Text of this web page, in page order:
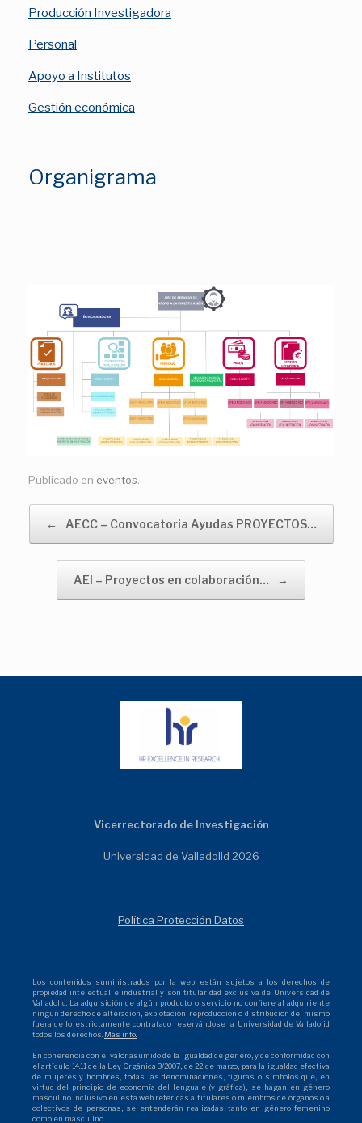
Producción Investigadora
Personal
Apoyo a Institutos
Gestión económica
Organigrama
Publicado en eventos
← AECC – Convocatoria Ayudas PROYECTOS…
AEI – Proyectos en colaboración… →
Vicerrectorado de Investigación
Universidad de Valladolid 2026
Política Protección Datos
Los contenidos suministrados por la web están sujetos a los derechos de
propiedad intelectual e industrial y son titularidad exclusiva de Universidad de
Valladolid. La adquisición de algún producto o servicio no confiere al adquiriente
ningún derecho de alteración, explotación, reproducción o distribución del mismo
fuera de lo estrictamente contratado reservándose la Universidad de Valladolid
todos los derechos. Más info.
En coherencia con el valor asumido de la igualdad de género, y de conformidad con
el artículo 14.11 de la Ley Orgánica 3/2007, de 22 de marzo, para la igualdad efectiva
de mujeres y hombres, todas las denominaciones, figuras o símbolos que, en
virtud del principio de economía del lenguaje (y gráfica), se hagan en género
masculino inclusivo en esta web referidas a titulares o miembros de órganos o a
colectivos de personas, se entenderán realizadas tanto en género femenino
como en masculino.